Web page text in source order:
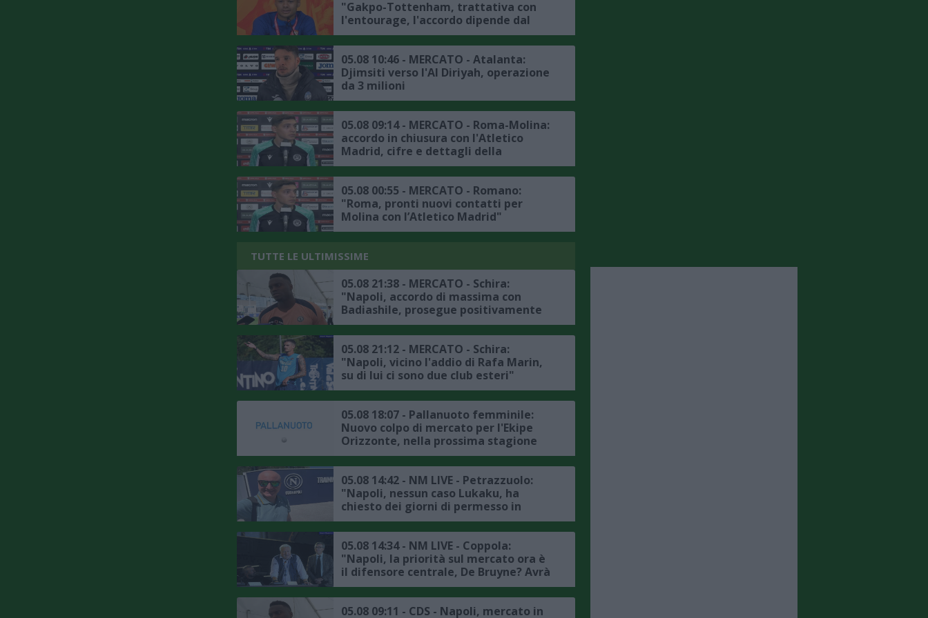
"Gakpo-Tottenham, trattativa con
l'entourage, l'accordo dipende dal
Liverpool, la situazione"
05.08 10:46 - MERCATO - Atalanta:
Djimsiti verso l'Al Diriyah, operazione
da 3 milioni
05.08 09:14 - MERCATO - Roma-Molina:
accordo in chiusura con l'Atletico
Madrid, cifre e dettagli della
trattativa
05.08 00:55 - MERCATO - Romano:
"Roma, pronti nuovi contatti per
Molina con l’Atletico Madrid"
TUTTE LE ULTIMISSIME
05.08 21:38 - MERCATO - Schira:
"Napoli, accordo di massima con
Badiashile, prosegue positivamente
la trattativa con il Chelsea, ecco i
dettagli"
05.08 21:12 - MERCATO - Schira:
"Napoli, vicino l'addio di Rafa Marin,
su di lui ci sono due club esteri"
05.08 18:07 - Pallanuoto femminile:
Nuovo colpo di mercato per l'Ekipe
Orizzonte, nella prossima stagione
Lavinia Papi indosserà la calottina
rossazzurra
05.08 14:42 - NM LIVE - Petrazzuolo:
"Napoli, nessun caso Lukaku, ha
chiesto dei giorni di permesso in
accordo con la società, il punto sul
mercato"
05.08 14:34 - NM LIVE - Coppola:
"Napoli, la priorità sul mercato ora è
il difensore centrale, De Bruyne? Avrà
avuto delle rassicurazioni da Allegri"
05.08 09:11 - CDS - Napoli, mercato in